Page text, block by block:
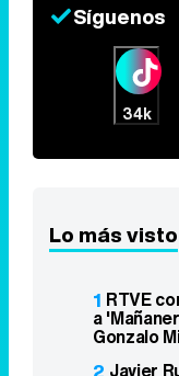
Síguenos
34k
Lo más visto
1 RTVE
a
Gonzalo
Javier